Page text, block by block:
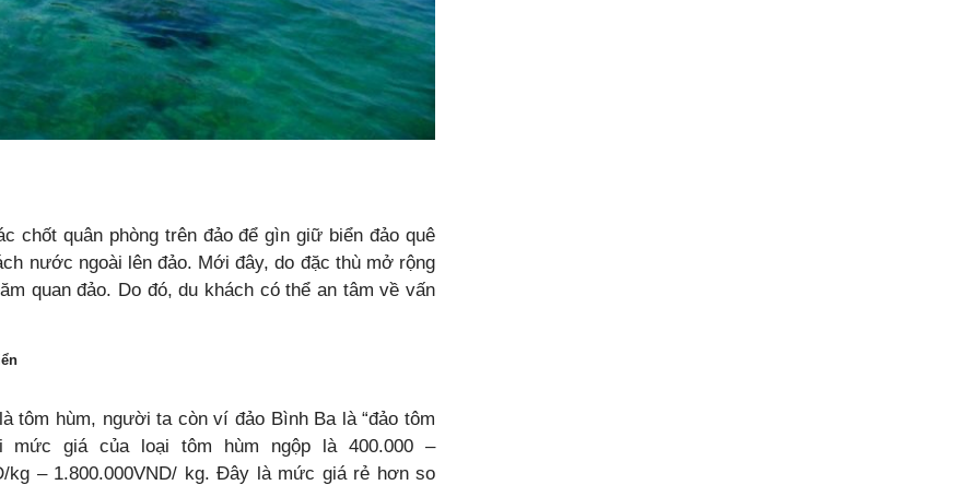
chốt quân phòng trên đảo để gìn giữ biển đảo quê
nước ngoài lên đảo. Mới đây, do đặc thù mở rộng
quan đảo. Do đó, du khách có thể an tâm về vấn
tôm hùm, người ta còn ví đảo Bình Ba là “đảo tôm
giá của loại tôm hùm ngộp là 400.000 –
kg – 1.800.000VND/ kg. Đây là mức giá rẻ hơn so